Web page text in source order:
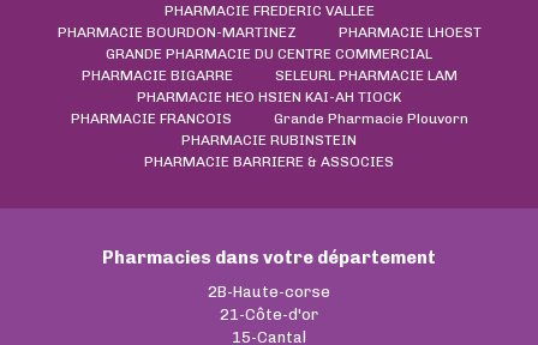
PHARMACIE FREDERIC VALLEE
PHARMACIE BOURDON-MARTINEZ
PHARMACIE LHOEST
GRANDE PHARMACIE DU CENTRE COMMERCIAL
PHARMACIE BIGARRE
SELEURL PHARMACIE LAM
PHARMACIE HEO HSIEN KAI-AH TIOCK
PHARMACIE FRANCOIS
Grande Pharmacie Plouvorn
PHARMACIE RUBINSTEIN
PHARMACIE BARRIERE & ASSOCIES
Pharmacies dans votre département
2B-Haute-corse
21-Côte-d'or
15-Cantal